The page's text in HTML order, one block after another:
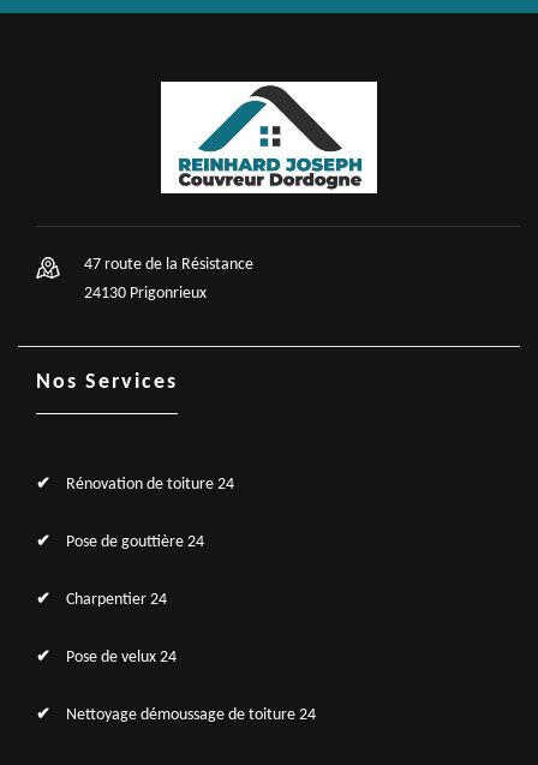
47 route de la Résistance
24130 Prigonrieux
Nos Services
Rénovation de toiture 24
Pose de gouttière 24
Charpentier 24
Pose de velux 24
Nettoyage démoussage de toiture 24